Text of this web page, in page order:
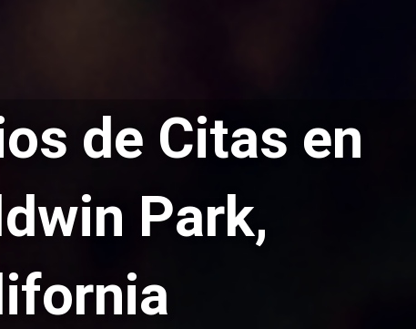
de Citas en
Park,